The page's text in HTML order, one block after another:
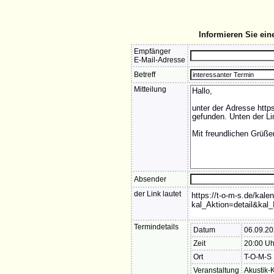
Informieren Sie
Empfänger
E-Mail-Adresse
Betreff
Mitteilung
Absender
der Link lautet
Termindetails Datum
Zeit
20:00
Ort
T-O-M-S
Veranstaltung
Akustik-